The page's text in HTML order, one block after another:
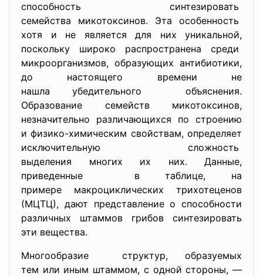
способность синтезировать
семейства микотоксинов. Эта особенность
хотя и не является для них уникальной,
поскольку широко распространена среди
микроорганизмов, образующих антибиотики,
до настоящего времени не
нашла убедительного объяснения.
Образование семейств микотоксинов,
незначительно различающихся по строению
и физико-химическим свойствам, определяет
исключительную сложность
выделения многих их них. Данные,
приведенные в таблице, на
примере макроциклических трихотеценов
(МЦТЦ), дают представление о способности
различных штаммов грибов синтезировать
эти вещества.
Многообразие структур, образуемых
тем или иным штаммом, с одной стороны, —